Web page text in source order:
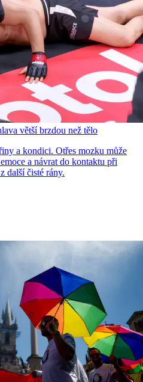
větší brzdou než tělo
a kondici. Otřes mozku může
a návrat do kontaktu při
další čisté rány.